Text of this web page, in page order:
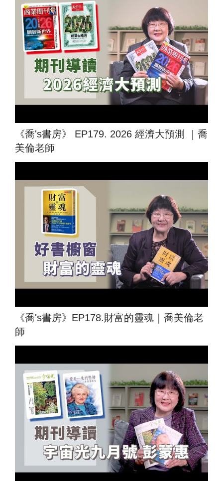
《喬's書房》 EP179. 2026 經濟大預測 ｜喬
美倫老師
《喬's書房》EP178.財富的靈魂｜喬美倫老
師